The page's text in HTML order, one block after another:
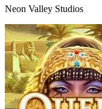
Neon Valley Studios